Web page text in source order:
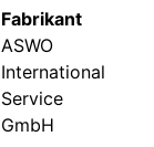
Fabrikant
ASWO
International
Service
GmbH